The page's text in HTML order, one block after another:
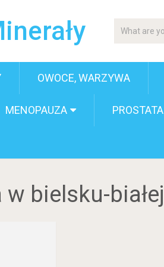
OWOCE, WARZYWA
MENOPAUZA PROSTATA
bielsku-białej